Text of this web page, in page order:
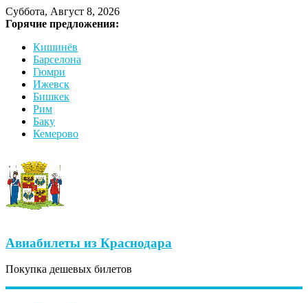
Суббота, Август 8, 2026
Горячие предложения:
Кишинёв
Барселона
Гюмри
Ижевск
Бишкек
Рим
Баку
Кемерово
Авиабилеты из Краснодара
Покупка дешевых билетов